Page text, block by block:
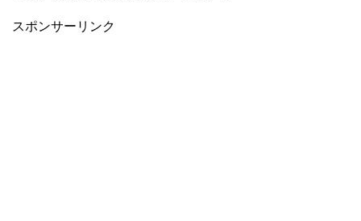
スポンサーリンク